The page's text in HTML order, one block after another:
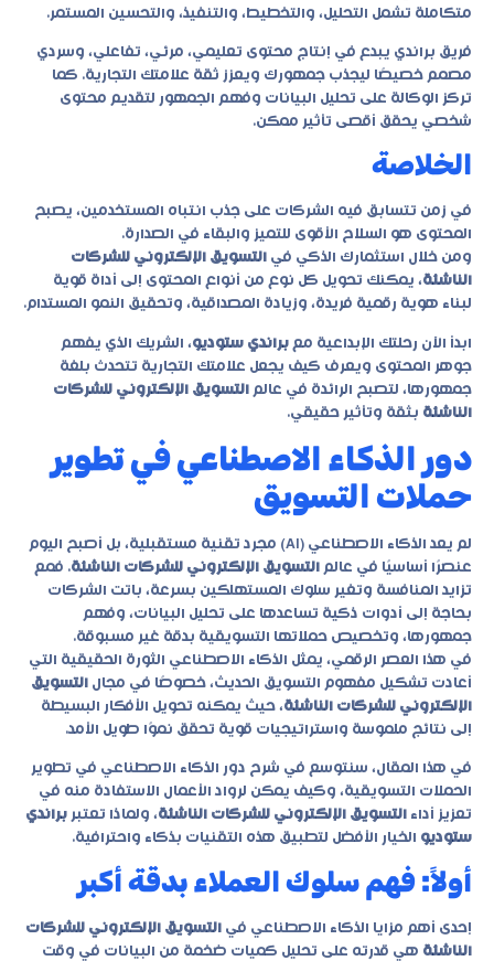
متكاملة تشمل التحليل، والتخطيط، والتنفيذ، والتحسين المستمر.
فريق براندي يبدع في إنتاج محتوى تعليمي، مرئي، تفاعلي، وسردي
مصمم خصيصًا ليجذب جمهورك ويعزز ثقة علامتك التجارية. كما
تركز الوكالة على تحليل البيانات وفهم الجمهور لتقديم محتوى
شخصي يحقق أقصى تأثير ممكن.
الخلاصة
في زمن تتسابق فيه الشركات على جذب انتباه المستخدمين، يصبح
المحتوى هو السلاح الأقوى للتميز والبقاء في الصدارة.
ومن خلال استثمارك الذكي في التسويق الإلكتروني للشركات
الناشئة، يمكنك تحويل كل نوع من أنواع المحتوى إلى أداة قوية
لبناء هوية رقمية فريدة، وزيادة المصداقية، وتحقيق النمو المستدام.
ابدأ الآن رحلتك الإبداعية مع براندي ستوديو، الشريك الذي يفهم
جوهر المحتوى ويعرف كيف يجعل علامتك التجارية تتحدث بلغة
جمهورها، لتصبح الرائدة في عالم التسويق الإلكتروني للشركات
الناشئة بثقة وتأثير حقيقي.
دور الذكاء الاصطناعي في تطوير
حملات التسويق
لم يعد الذكاء الاصطناعي (AI) مجرد تقنية مستقبلية، بل أصبح اليوم
عنصرًا أساسيًا في عالم التسويق الإلكتروني للشركات الناشئة. فمع
تزايد المنافسة وتغير سلوك المستهلكين بسرعة، باتت الشركات
بحاجة إلى أدوات ذكية تساعدها على تحليل البيانات، وفهم
جمهورها، وتخصيص حملاتها التسويقية بدقة غير مسبوقة.
في هذا العصر الرقمي، يمثل الذكاء الاصطناعي الثورة الحقيقية التي
أعادت تشكيل مفهوم التسويق الحديث، خصوصًا في مجال التسويق
الإلكتروني للشركات الناشئة، حيث يمكنه تحويل الأفكار البسيطة
إلى نتائج ملموسة واستراتيجيات قوية تحقق نموًا طويل الأمد.
في هذا المقال، سنتوسع في شرح دور الذكاء الاصطناعي في تطوير
الحملات التسويقية، وكيف يمكن لرواد الأعمال الاستفادة منه في
تعزيز أداء التسويق الإلكتروني للشركات الناشئة، ولماذا تعتبر براندي
ستوديو الخيار الأفضل لتطبيق هذه التقنيات بذكاء واحترافية.
أولاً: فهم سلوك العملاء بدقة أكبر
إحدى أهم مزايا الذكاء الاصطناعي في التسويق الإلكتروني للشركات
الناشئة هي قدرته على تحليل كميات ضخمة من البيانات في وقت